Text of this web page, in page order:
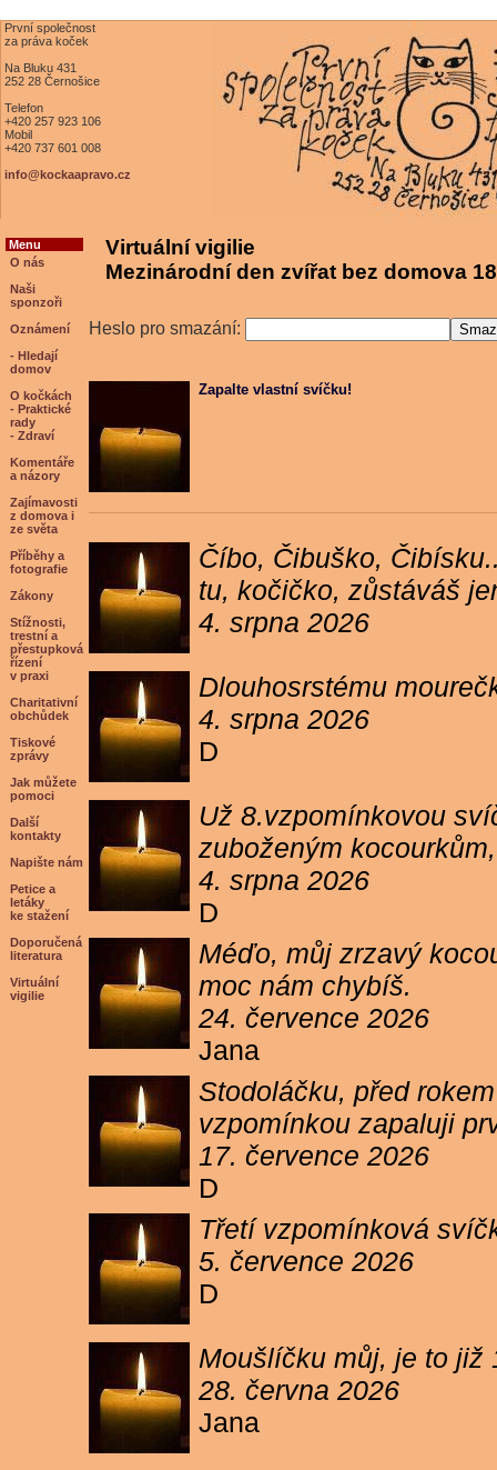
První společnost
za práva koček
Na Bluku 431
252 28 Černošice
Telefon
+420 257 923 106
Mobil
+420 737 601 008
info@kockaapravo.cz
Menu
O nás
Naši
sponzoři
Oznámení
- Hledají
domov
O kočkách
- Praktické
rady
- Zdraví
Komentáře
a názory
Zajímavosti
z domova i
ze světa
Příběhy a
fotografie
Zákony
Stížnosti,
trestní a
přestupková
řízení
v praxi
Charitativní
obchůdek
Tiskové
zprávy
Jak můžete
pomoci
Další
kontakty
Napište nám
Petice a
letáky
ke stažení
Doporučená
literatura
Virtuální
vigilie
Virtuální vigilie
Mezinárodní den zvířat bez domova
Heslo pro smazání:
Zapalte vlastní svíčku!
Číbo, Čibuško,
tu, kočičko, zůstáváš
4. srpna 2026
Dlouhosrstému
4. srpna 2026
D
Už 8.vzpomínkovou
zuboženým
4. srpna 2026
D
Méďo, můj zrzavý
moc nám chybíš.
24. července 2026
Jana
Stodoláčku, před
vzpomínkou zapaluji
17. července 2026
D
Třetí vzpomínková
5. července 2026
D
Moušlíčku můj, je to již
28. června 2026
Jana